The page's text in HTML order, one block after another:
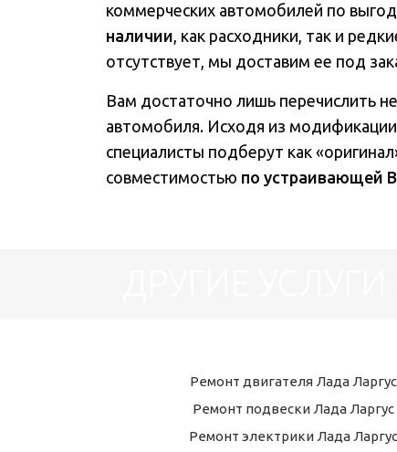
коммерческих автомобилей по
наличии, как расходники, так и
отсутствует, мы доставим ее под
Вам достаточно лишь перечислить
автомобиля. Исходя из
специалисты подберут как
совместимостью по устраивающей
Ремонт двигателя Лада Ларгус
Ремонт подвески Лада Ларгус
Ремонт электрики Лада Ларгус